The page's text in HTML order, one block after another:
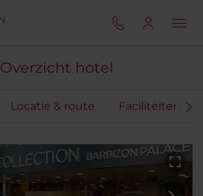
Overzicht hotel
Locatie & route Faciliteiten